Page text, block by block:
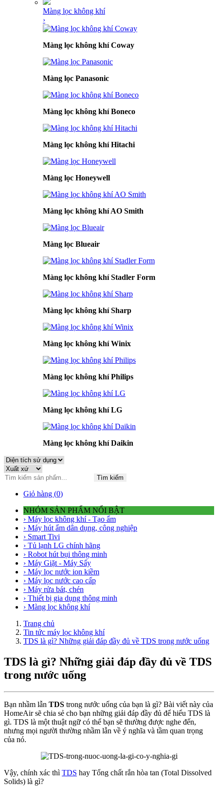
Màng lọc không khí
›
Màng lọc không khí Coway
Màng lọc Panasonic
Màng lọc không khí Boneco
Màng lọc không khí Hitachi
Màng lọc Honeywell
Màng lọc không khí AO Smith
Màng lọc Blueair
Màng lọc không khí Stadler Form
Màng lọc không khí Sharp
Màng lọc không khí Winix
Màng lọc không khí Philips
Màng lọc không khí LG
Màng lọc không khí Daikin
Tìm kiếm
Giỏ hàng (0)
NHÓM SẢN PHẨM NỔI BẬT
› Máy lọc không khí - Tạo ẩm
› Máy hút ẩm dân dụng, công nghiệp
› Smart Tivi
› Tủ lạnh LG chính hãng
› Robot hút bụi thông minh
› Máy Giặt - Máy Sấy
› Máy lọc nước ion kiềm
› Máy lọc nước cao cấp
› Máy rửa bát, chén
› Thiết bị gia dụng thông minh
› Màng lọc không khí
Trang chủ
Tin tức máy lọc không khí
TDS là gì? Những giải đáp đầy đủ về TDS trong nước uống
TDS là gì? Những giải đáp đầy đủ về TDS
trong nước uống
Bạn nhầm lẫn TDS trong nước uống của bạn là gì? Bài viết này của
HomeAir sẽ chia sẻ cho bạn những giải đáp đầy đủ để hiểu TDS là
gì. TDS là một thuật ngữ có thể bạn sẽ thường được nghe đến,
nhưng mọi người thường nhầm lẫn về ý nghĩa và tầm quan trọng
của nó.
Vậy, chính xác thì TDS hay Tổng chất rắn hòa tan (Total Dissolved
Solids) là gì?